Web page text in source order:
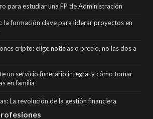
para estudiar una FP de Administración
la formación clave para liderar proyectos en
cripto: elige noticias o precio, no las dos a
un servicio funerario integral y cómo tomar
en familia
La revolución de la gestión financiera